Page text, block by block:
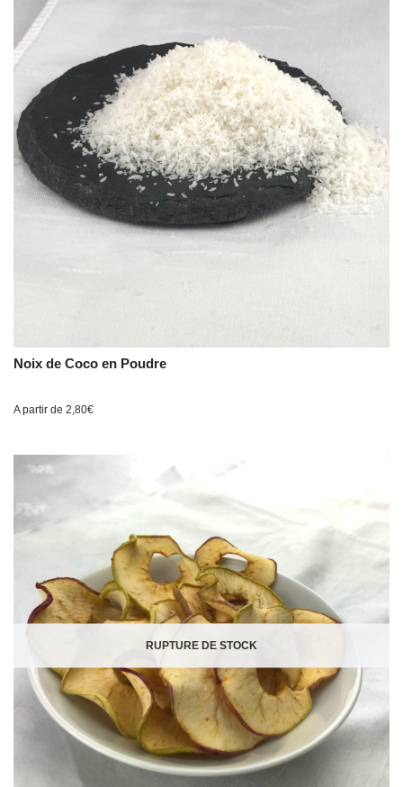
Noix de Coco en Poudre
A partir de 2,80€
RUPTURE DE STOCK